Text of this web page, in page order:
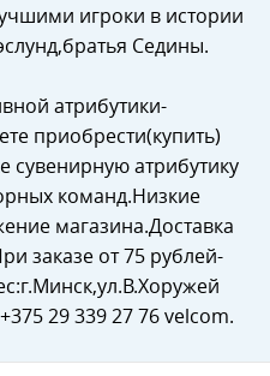
игроки в истории
Седины.
атрибутики-
приобрести(купить)
сувенирную атрибутику
команд.Низкие
магазина.Доставка
заказе от 75 рублей-
29 339 27 76 velcom.